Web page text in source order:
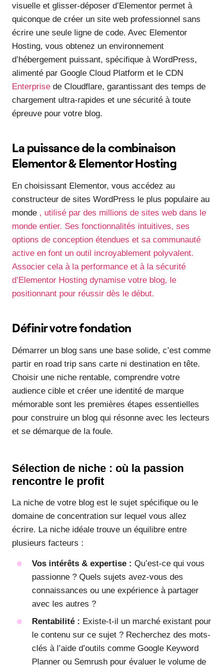
visuelle et glisser-déposer d’Elementor permet à
quiconque de créer un site web professionnel sans
écrire une seule ligne de code. Avec Elementor
Hosting, vous obtenez un environnement
d’hébergement puissant, spécifique à WordPress,
alimenté par Google Cloud Platform et le CDN
Enterprise de Cloudflare, garantissant des temps de
chargement ultra-rapides et une sécurité à toute
épreuve pour votre blog.
La puissance de la combinaison
Elementor & Elementor Hosting
En choisissant Elementor, vous accédez au
constructeur de sites WordPress le plus populaire au
monde , utilisé par des millions de sites web dans le
monde entier. Ses fonctionnalités intuitives, ses
options de conception étendues et sa communauté
active en font un outil incroyablement polyvalent.
Associer cela à la performance et à la sécurité
d’Elementor Hosting dynamise votre blog, le
positionnant pour réussir dès le début.
Définir votre fondation
Démarrer un blog sans une base solide, c’est comme
partir en road trip sans carte ni destination en tête.
Choisir une niche rentable, comprendre votre
audience cible et créer une identité de marque
mémorable sont les premières étapes essentielles
pour construire un blog qui résonne avec les lecteurs
et se démarque de la foule.
Sélection de niche : où la passion
rencontre le profit
La niche de votre blog est le sujet spécifique ou le
domaine de concentration sur lequel vous allez
écrire. La niche idéale trouve un équilibre entre
plusieurs facteurs :
Vos intérêts & expertise : Qu’est-ce qui vous
passionne ? Quels sujets avez-vous des
connaissances ou une expérience à partager
avec les autres ?
Rentabilité : Existe-t-il un marché existant pour
le contenu sur ce sujet ? Recherchez des mots-
clés à l’aide d’outils comme Google Keyword
Planner ou Semrush pour évaluer le volume de